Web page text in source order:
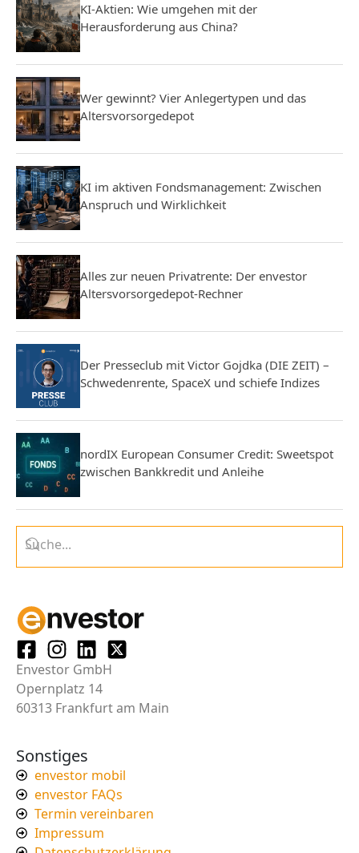
KI-Aktien: Wie umgehen mit der
Herausforderung aus China?
Wer gewinnt? Vier Anlegertypen und das
Altersvorsorgedepot
KI im aktiven Fondsmanagement: Zwischen
Anspruch und Wirklichkeit
Alles zur neuen Privatrente: Der envestor
Altersvorsorgedepot-Rechner
Der Presseclub mit Victor Gojdka (DIE ZEIT) –
Schwedenrente, SpaceX und schiefe Indizes
nordIX European Consumer Credit: Sweetspot
zwischen Bankkredit und Anleihe
Envestor GmbH
Opernplatz 14
60313 Frankfurt am Main
Sonstiges
envestor mobil
envestor FAQs
Termin vereinbaren
Impressum